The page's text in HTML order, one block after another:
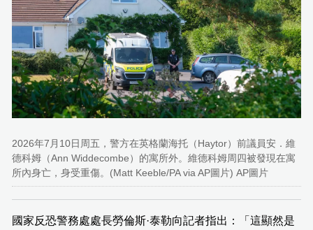
2026年7月10日周五，警方在英格蘭海托（Haytor）前議員安．維
德科姆（Ann Widdecombe）的寓所外。維德科姆周四被發現在寓
所內身亡，身受重傷。(Matt Keeble/PA via AP圖片) AP圖片
國家反恐警務處處長勞倫斯·泰勒向記者指出：「這顯然是